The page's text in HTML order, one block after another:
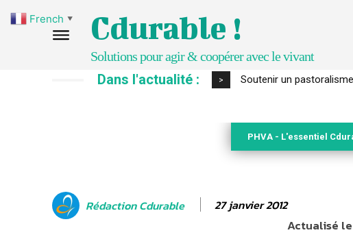
Cdurable !
Solutions pour agir & coopérer avec le vivant
Dans l'actualité : > S’inspirer de l’arbre
PHVA - L'essentiel
Rédaction Cdurable 27 janvier 2012
Actualisé
French ▼